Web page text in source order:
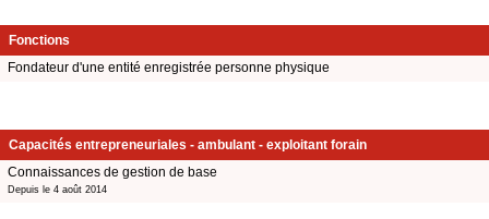
Fonctions
Fondateur d'une entité enregistrée personne physique
Capacités entrepreneuriales - ambulant - exploitant forain
Connaissances de gestion de base
Depuis le 4 août 2014